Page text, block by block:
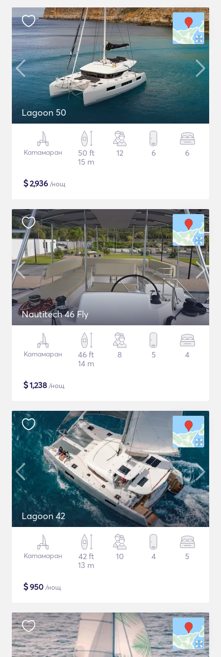
Lagoon 50
Катамаран
50 ft
15 m
12 6 6
$2,936 /нощ
Nautitech 46 Fly
Катамаран
46 ft
14 m
8 5 4
$1,238 /нощ
Lagoon 42
Катамаран
42 ft
13 m
10 4 5
$950 /нощ